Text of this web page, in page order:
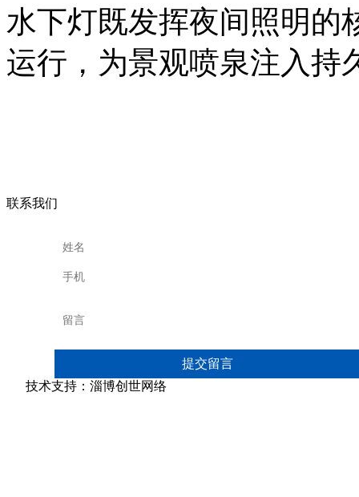
水下灯既发挥夜间照明的
运行，为景观喷泉注入持
联系我们
技术支持：淄博创世网络